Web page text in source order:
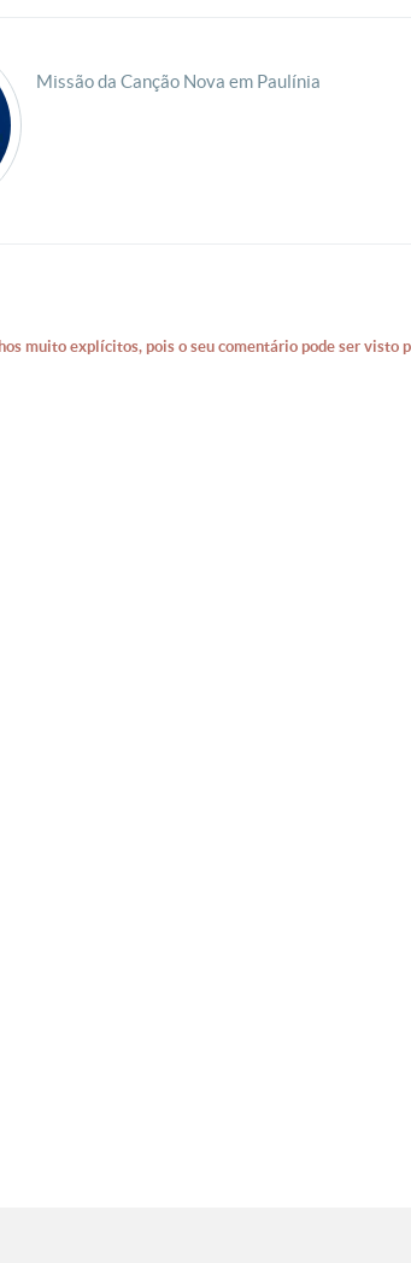
Missão da Canção Nova em Paulínia
muito explícitos, pois o seu comentário pode ser visto